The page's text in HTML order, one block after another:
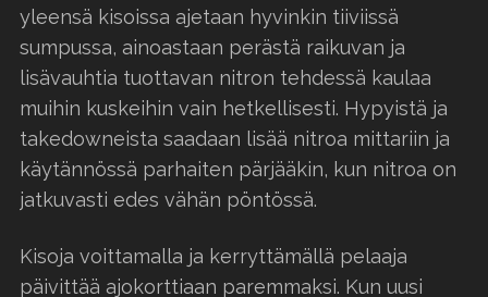
yleensä kisoissa ajetaan hyvinkin tiiviissä
sumpussa, ainoastaan perästä raikuvan ja
lisävauhtia tuottavan nitron tehdessä kaulaa
muihin kuskeihin vain hetkellisesti. Hypyistä ja
takedowneista saadaan lisää nitroa mittariin ja
käytännössä parhaiten pärjääkin, kun nitroa on
jatkuvasti edes vähän pöntössä.
Kisoja voittamalla ja kerryttämällä pelaaja
päivittää ajokorttiaan paremmaksi. Kun uusi